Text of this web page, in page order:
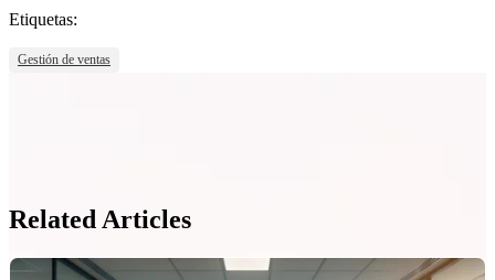
Etiquetas:
Gestión de ventas
Related Articles